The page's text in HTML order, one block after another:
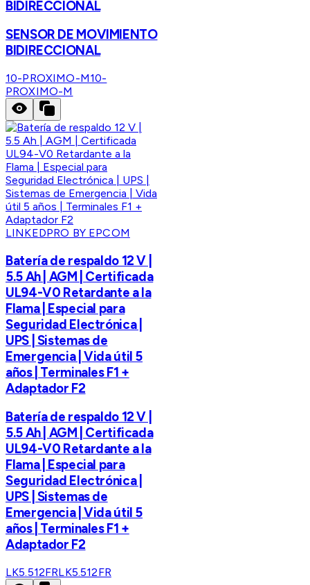
BIDIRECCIONAL
SENSOR DE MOVIMIENTO
BIDIRECCIONAL
10-PROXIMO-M10-
PROXIMO-M
LINKEDPRO BY EPCOM
Batería de respaldo 12 V |
5.5 Ah | AGM | Certificada
UL94-V0 Retardante a la
Flama | Especial para
Seguridad Electrónica |
UPS | Sistemas de
Emergencia | Vida útil 5
años | Terminales F1 +
Adaptador F2
Batería de respaldo 12 V |
5.5 Ah | AGM | Certificada
UL94-V0 Retardante a la
Flama | Especial para
Seguridad Electrónica |
UPS | Sistemas de
Emergencia | Vida útil 5
años | Terminales F1 +
Adaptador F2
LK5.512FRLK5.512FR